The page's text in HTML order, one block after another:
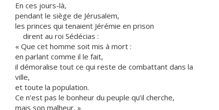
En ces jours-là,
pendant le siège de Jérusalem,
les princes qui tenaient Jérémie en prison
dirent au roi Sédécias :
« Que cet homme soit mis à mort :
en parlant comme il le fait,
il démoralise tout ce qui reste de combattant dans la
ville,
et toute la population.
Ce n’est pas le bonheur du peuple qu’il cherche,
mais son malheur. »